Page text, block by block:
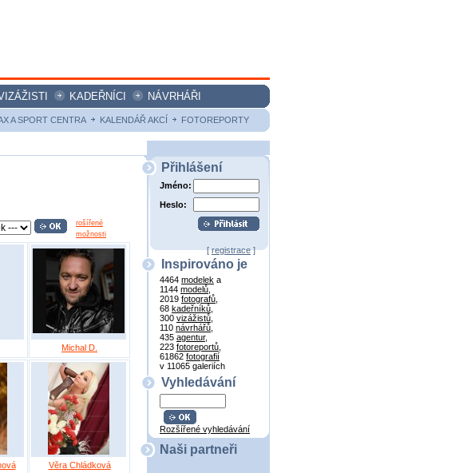
KADEŘNÍCI
NÁVRHÁŘI
A SPORT CENTRA KALENDÁŘ AKCÍ FOTOREPORTY
rošířené
možnosti
Michal D.
Věra Chládková
Přihlášení
Jméno:
Heslo:
[registrace]
Inspirováno je
4464 modelek a
1144 modelů
2019 fotografů
68 kadeřníků
300 vizážistů
110 návrhářů
435 agentur,
223 fotoreportů
61862 fotografií
v 11065 galeriích
Vyhledávání
Rozšířené vyhledávání
Naši partneři